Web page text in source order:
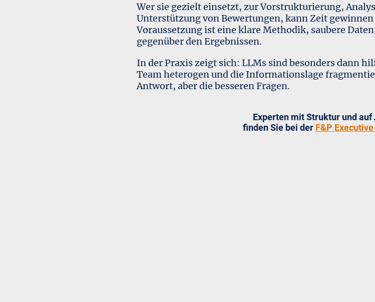
Wer sie gezielt einsetzt, zur Vorstrukturierung,
Unterstützung von Bewertungen, kann Zeit
Voraussetzung ist eine klare Methodik, saubere
gegenüber den Ergebnissen.
In der Praxis zeigt sich: LLMs sind besonders dann
Team heterogen und die Informationslage
Antwort, aber die besseren Fragen.
Experten mit Struktur und auf
finden Sie bei der F&P